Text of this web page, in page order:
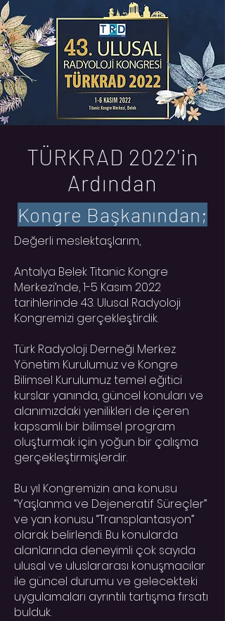
TÜRKRAD 2022'in
Ardından
Kongre Başkanından;
Değerli meslektaşlarım,
Antalya Belek Titanic Kongre
Merkezi’nde, 1-5 Kasım 2022
tarihlerinde 43. Ulusal Radyoloji
Kongremizi gerçekleştirdik.
Türk Radyoloji Derneği Merkez
Yönetim Kurulumuz ve Kongre
Bilimsel Kurulumuz temel eğitici
kurslar yanında, güncel konuları ve
alanımızdaki yenilikleri de içeren
kapsamlı bir bilimsel program
oluşturmak için yoğun bir çalışma
gerçekleştirmişlerdir.
Bu yıl Kongremizin ana konusu
“Yaşlanma ve Dejeneratif Süreçler”
ve yan konusu “Transplantasyon”
olarak belirlendi. Bu konularda
alanlarında deneyimli çok sayıda
ulusal ve uluslararası konuşmacılar
ile güncel durumu ve gelecekteki
uygulamaları ayrıntılı tartışma fırsatı
bulduk.